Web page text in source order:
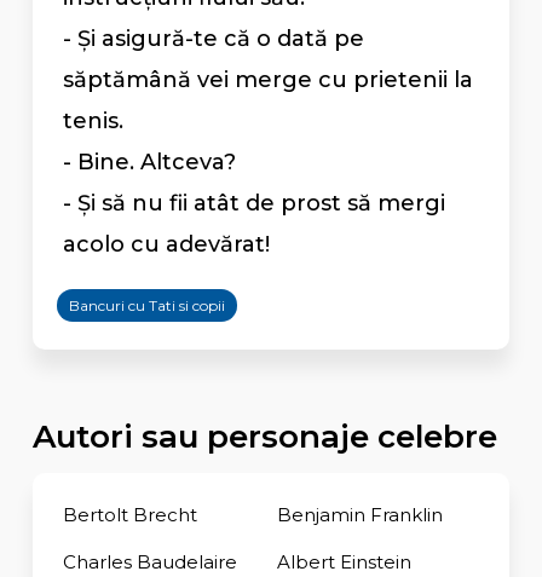
- Și asigură-te că o dată pe
săptămână vei merge cu prietenii la
tenis.
- Bine. Altceva?
- Şi să nu fii atât de prost să mergi
acolo cu adevărat!
Bancuri cu Tati si copii
Autori sau personaje celebre
Bertolt Brecht Benjamin Franklin
Charles Baudelaire Albert Einstein